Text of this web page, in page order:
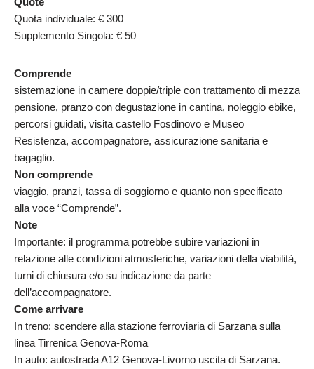
Quota individuale: € 300
Supplemento Singola: € 50
Comprende
sistemazione in camere doppie/triple con trattamento di mezza
pensione, pranzo con degustazione in cantina, noleggio ebike,
percorsi guidati, visita castello Fosdinovo e Museo
Resistenza, accompagnatore, assicurazione sanitaria e
bagaglio.
Non comprende
viaggio, pranzi, tassa di soggiorno e quanto non specificato
alla voce “Comprende”.
Note
Importante: il programma potrebbe subire variazioni in
relazione alle condizioni atmosferiche, variazioni della viabilità,
turni di chiusura e/o su indicazione da parte
dell’accompagnatore.
Come arrivare
In treno: scendere alla stazione ferroviaria di Sarzana sulla
linea Tirrenica Genova-Roma
In auto: autostrada A12 Genova-Livorno uscita di Sarzana.